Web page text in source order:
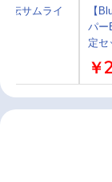
伝サムライ
【
パー
定セ
￥